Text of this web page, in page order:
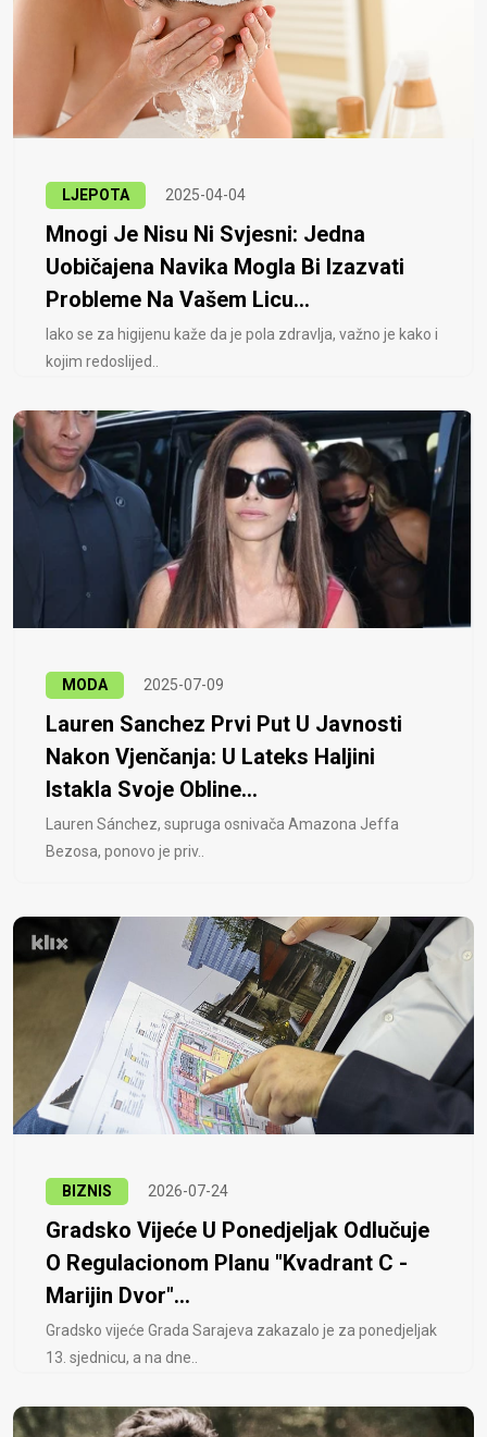
LJEPOTA 2025-04-04
Mnogi Je Nisu Ni Svjesni: Jedna
Uobičajena Navika Mogla Bi Izazvati
Probleme Na Vašem Licu...
Iako se za higijenu kaže da je pola zdravlja, važno je kako i
kojim redoslijed..
MODA 2025-07-09
Lauren Sanchez Prvi Put U Javnosti
Nakon Vjenčanja: U Lateks Haljini
Istakla Svoje Obline...
Lauren Sánchez, supruga osnivača Amazona Jeffa
Bezosa, ponovo je priv..
BIZNIS 2026-07-24
Gradsko Vijeće U Ponedjeljak Odlučuje
O Regulacionom Planu "Kvadrant C -
Marijin Dvor"...
Gradsko vijeće Grada Sarajeva zakazalo je za ponedjeljak
13. sjednicu, a na dne..